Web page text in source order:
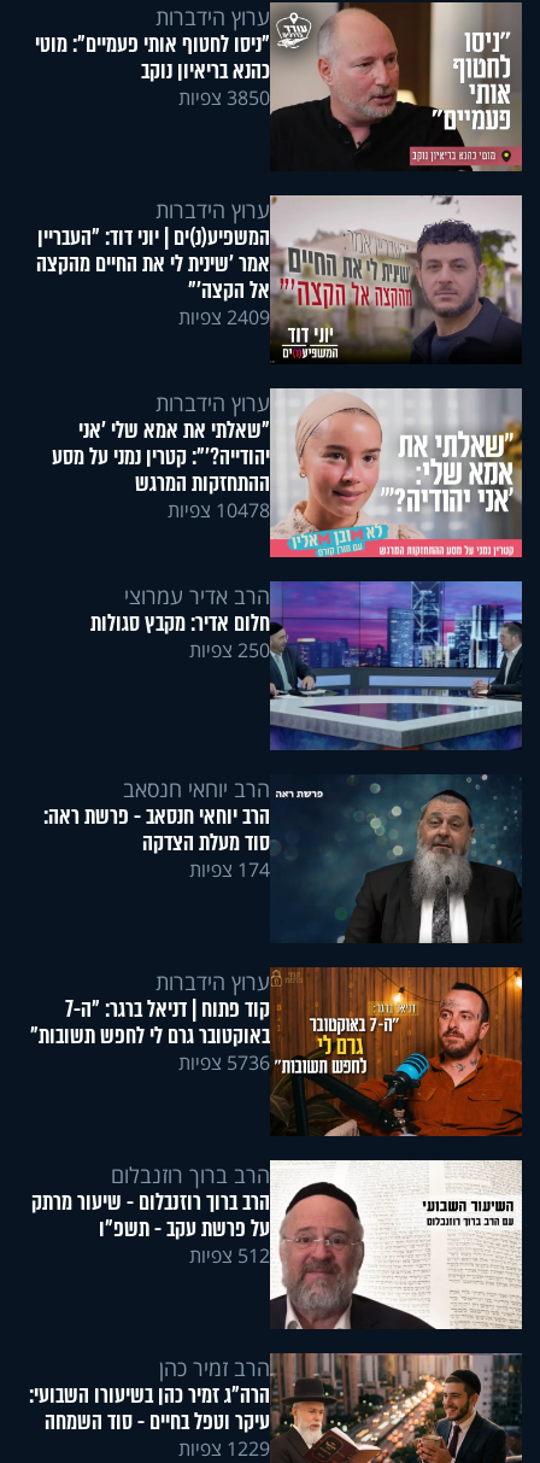
ערוץ הידברות
"ניסו לחטוף אותי פעמיים": מוטי
כהנא בריאיון נוקב
3850 צפיות
ערוץ הידברות
המשפיע(נ)ים | יוני דוד: "העבריין
אמר 'שינית לי את החיים מהקצה
אל הקצה'"
2409 צפיות
ערוץ הידברות
"שאלתי את אמא שלי 'אני
יהודייה?'": קטרין נמני על מסע
ההתחזקות המרגש
10478 צפיות
הרב אדיר עמרוצי
חלום אדיר: מקבץ סגולות
250 צפיות
הרב יוחאי חנסאב
הרב יוחאי חנסאב - פרשת ראה:
סוד מעלת הצדקה
174 צפיות
ערוץ הידברות
קוד פתוח | דניאל ברגר: "ה-7
באוקטובר גרם לי לחפש תשובות"
5736 צפיות
הרב ברוך רוזנבלום
הרב ברוך רוזנבלום - שיעור מרתק
על פרשת עקב - תשפ"ו
512 צפיות
הרב זמיר כהן
הרה"ג זמיר כהן בשיעורו השבועי:
עיקר וטפל בחיים - סוד השמחה
1229 צפיות